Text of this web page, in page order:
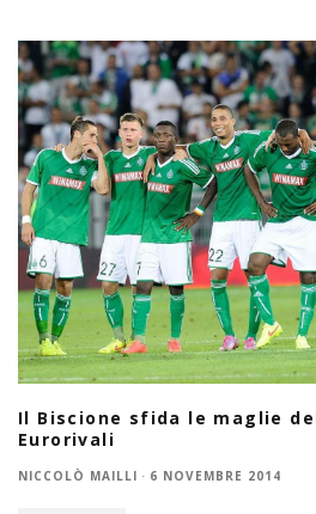
Il Biscione sfida le maglie
Eurorivali
NICCOLÒ MAILLI · 6 NOVEMBRE 2014